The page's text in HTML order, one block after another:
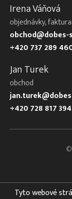
Irena Váňová
objednávky,
obchod@dobes-
+420 737 289
Jan Turek
obchod
+420 728 817 394
Tyto webové